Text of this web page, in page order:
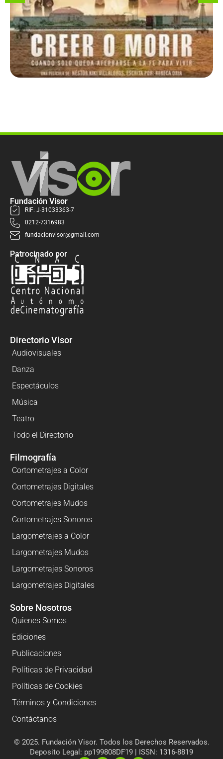
Fundación Visor
RIF: J-31033363-7
0212-7316983
fundacionvisor@gmail.com
Patrocinado por
Directorio Visor
Audiovisuales
Danza
Espectáculos
Música
Teatro
Todo el Directorio
Filmografía
Cortometrajes a Color
Cortometrajes Digitales
Cortometrajes Mudos
Cortometrajes Sonoros
Largometrajes a Color
Largometrajes Mudos
Largometrajes Sonoros
Largometrajes Digitales
Sobre Nosotros
Quienes Somos
Ediciones
Publicaciones
Políticas de Privacidad
Políticas de Cookies
Términos y Condiciones
Contáctanos
© 2025. Fundación Visor. Todos los Derechos Reservados.
Deposito Legal: pp199808DF19 | ISSN: 1316-8819